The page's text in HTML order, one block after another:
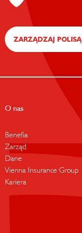
ZARZĄDZAJ POLISĄ
O nas
Benefia
Zarząd
Dane
Vienna Insurance Group
Kariera